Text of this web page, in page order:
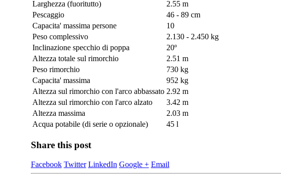
Larghezza (fuoritutto)
2.55 m
Pescaggio
46 - 89 cm
Capacita' massima persone
10
Peso complessivo
2.130 - 2.450 kg
Inclinazione specchio di poppa
20º
Altezza totale sul rimorchio
2.51 m
Peso rimorchio
730 kg
Capacita' massima
952 kg
Altezza sul rimorchio con l'arco abbassato 2.92 m
Altezza sul rimorchio con l'arco alzato
3.42 m
Altezza massima
2.03 m
Acqua potabile (di serie o opzionale)
45 l
Share this post
Facebook Twitter LinkedIn Google + Email